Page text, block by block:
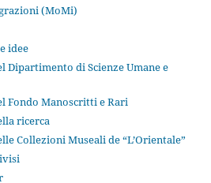
(MoMi)
idee
Dipartimento di Scienze Umane e
Fondo Manoscritti e Rari
ricerca
Collezioni Museali de “L’Orientale”